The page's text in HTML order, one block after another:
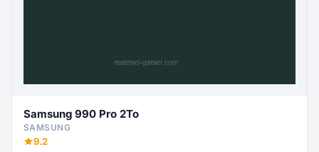
Samsung 990 Pro 2To
SAMSUNG
9.2